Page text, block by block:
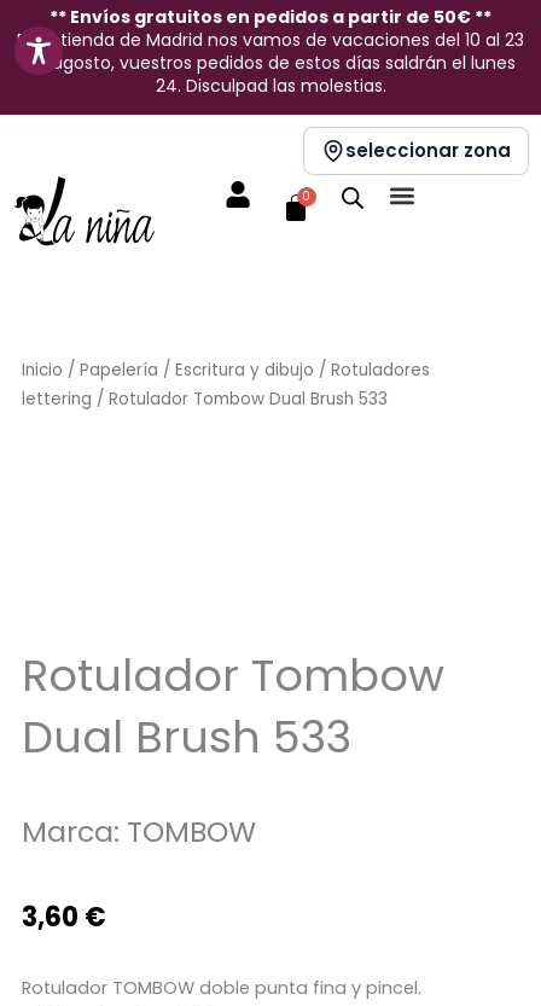
contenido
** Envíos gratuitos en pedidos a partir de 50€ **
En la tienda de Madrid nos vamos de vacaciones del 10 al 23
de agosto, vuestros pedidos de estos días saldrán el lunes
24. Disculpad las molestias.
seleccionar zona
0
Carrito
Inicio / Papelería / Escritura y dibujo / Rotuladores
lettering / Rotulador Tombow Dual Brush 533
Rotulador Tombow
Dual Brush 533
Marca: TOMBOW
3,60 €
Rotulador TOMBOW doble punta fina y pincel.